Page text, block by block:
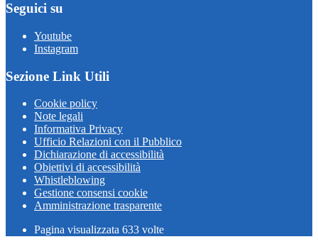
Seguici su
Youtube
Instagram
Sezione Link Utili
Cookie policy
Note legali
Informativa Privacy
Ufficio Relazioni con il Pubblico
Dichiarazione di accessibilità
Obiettivi di accessibilità
Whistleblowing
Gestione consensi cookie
Amministrazione trasparente
Pagina visualizzata 633 volte